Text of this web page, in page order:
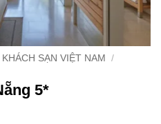
KHÁCH SẠN VIỆT NAM
/
5*